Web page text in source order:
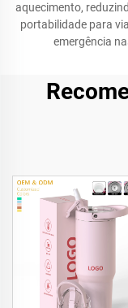
aquecimento,
portabilidade para
emergência